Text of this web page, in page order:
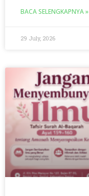
BACA SELENGKAPNYA »
29 July, 2026